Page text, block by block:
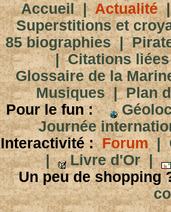
Accueil|Actualité
Superstitions et
85 biographies|
|Citations
Glossaire de la
Musiques|Plan
Pour le fun :
Journée
Interactivité : Forum|
|
Livre d'Or|
Un peu de shopping